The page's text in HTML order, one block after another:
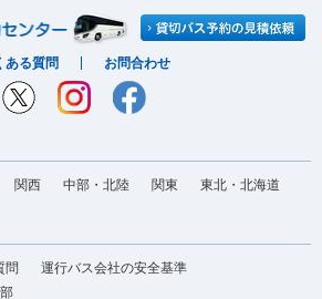
ある質問 お問合わせ
関西 中部・北陸 関東 東北・北海道
問
運行バス会社の安全基準